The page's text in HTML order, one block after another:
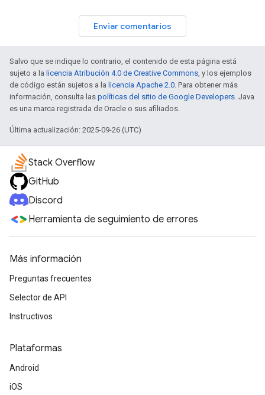
Enviar comentarios
Salvo que se indique lo contrario, el contenido de esta página está
sujeto a la licencia Atribución 4.0 de Creative Commons, y los ejemplos
de código están sujetos a la licencia Apache 2.0. Para obtener más
información, consulta las políticas del sitio de Google Developers. Java
es una marca registrada de Oracle o sus afiliados.
Última actualización: 2025-09-26 (UTC)
Stack Overflow
GitHub
Discord
Herramienta de seguimiento de errores
Más información
Preguntas frecuentes
Selector de API
Instructivos
Plataformas
Android
iOS